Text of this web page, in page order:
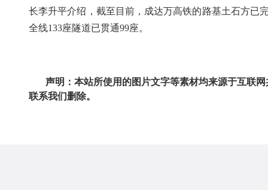
长李升平介绍，截至目前，成达万高铁的路基土石方已
全线133座隧道已贯通99座。
声明：本站所使用的图片文字等素材均来源于互联
联系我们删除。